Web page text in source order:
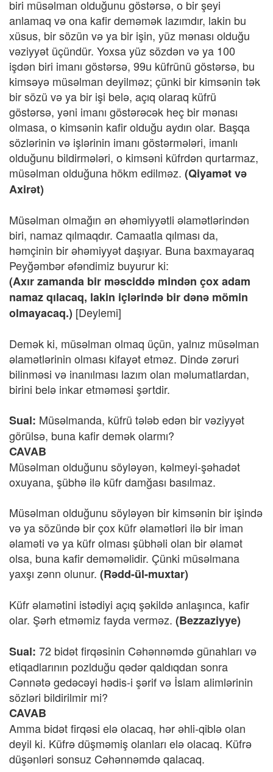
biri müsəlman olduğunu göstərsə, o bir şeyi
anlamaq və ona kafir deməmək lazımdır, lakin bu
xüsus, bir sözün və ya bir işin, yüz mənası olduğu
vəziyyət üçündür. Yoxsa yüz sözdən və ya 100
işdən biri imanı göstərsə, 99u küfrünü göstərsə, bu
kimsəyə müsəlman deyilməz; çünki bir kimsənin tək
bir sözü və ya bir işi belə, açıq olaraq küfrü
göstərsə, yəni imanı göstərəcək heç bir mənası
olmasa, o kimsənin kafir olduğu aydın olar. Başqa
sözlərinin və işlərinin imanı göstərmələri, imanlı
olduğunu bildirmələri, o kimsəni küfrdən qurtarmaz,
müsəlman olduğuna hökm edilməz. (Qiyamət və
Axirət)
Müsəlman olmağın ən əhəmiyyətli əlamətlərindən
biri, namaz qılmaqdır. Camaatla qılması da,
həmçinin bir əhəmiyyət daşıyar. Buna baxmayaraq
Peyğəmbər əfəndimiz buyurur ki:
(Axır zamanda bir məsciddə mindən çox adam
namaz qılacaq, lakin içlərində bir dənə mömin
olmayacaq.) [Deylemi]
Demək ki, müsəlman olmaq üçün, yalnız müsəlman
əlamətlərinin olması kifayət etməz. Dində zəruri
bilinməsi və inanılması lazım olan məlumatlardan,
birini belə inkar etməməsi şərtdir.
Sual: Müsəlmanda, küfrü tələb edən bir vəziyyət
görülsə, buna kafir demək olarmı?
CAVAB
Müsəlman olduğunu söyləyən, kəlmeyi-şəhadət
oxuyana, şübhə ilə küfr damğası basılmaz.
Müsəlman olduğunu söyləyən bir kimsənin bir işində
və ya sözündə bir çox küfr əlamətləri ilə bir iman
əlaməti və ya küfr olması şübhəli olan bir əlamət
olsa, buna kafir deməməlidir. Çünki müsəlmana
yaxşı zənn olunur. (Rədd-ül-muxtar)
Küfr əlamətini istədiyi açıq şəkildə anlaşınca, kafir
olar. Şərh etməmiz fayda verməz. (Bezzaziyye)
Sual: 72 bidət firqəsinin Cəhənnəmdə günahları və
etiqadlarının pozlduğu qədər qaldıqdan sonra
Cənnətə gedəcəyi hədis-i şərif və İslam alimlərinin
sözləri bildirilmir mi?
CAVAB
Amma bidət firqəsi elə olacaq, hər əhli-qiblə olan
deyil ki. Küfrə düşməmiş olanları elə olacaq. Küfrə
düşənləri sonsuz Cəhənnəmdə qalacaq.